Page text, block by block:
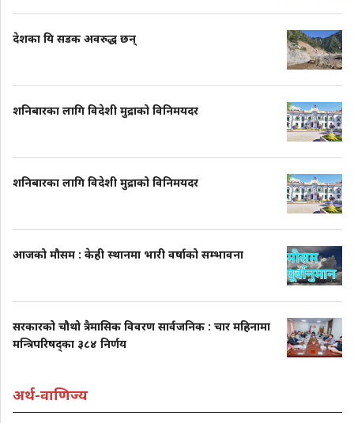
देशका यि सडक अवरुद्ध छन्
शनिबारका लागि विदेशी मुद्राको विनिमयदर
शनिबारका लागि विदेशी मुद्राको विनिमयदर
आजको मौसम : केही स्थानमा भारी वर्षाको सम्भावना
सरकारको चौथो त्रैमासिक विवरण सार्वजनिक : चार महिनामा
मन्त्रिपरिषद्का ३८४ निर्णय
अर्थ-वाणिज्य